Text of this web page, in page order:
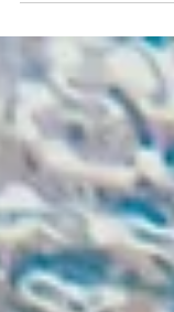
moto della